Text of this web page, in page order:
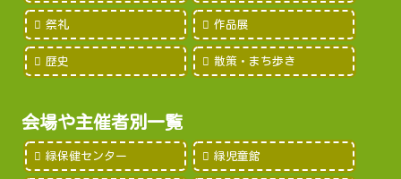
祭礼 作品展
歴史 散策・まち歩き
会場や主催者別一覧
緑保健センター 緑児童館